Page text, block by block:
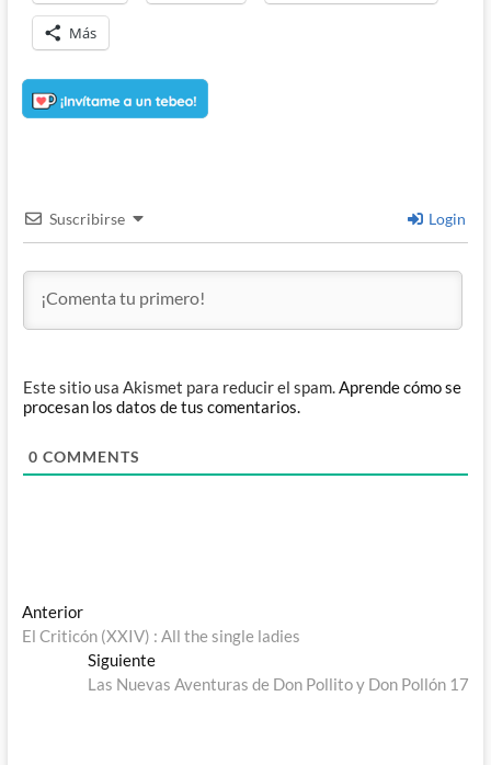
Más
Suscribirse Login
Este sitio usa Akismet para reducir el spam.Aprende cómo se
procesan los datos de tus comentarios.
0 COMMENTS
Navegación
de
entradas
AnteriorEntrada
anterior:
El Criticón (XXIV) : All the single ladies
SiguienteEntrada
siguiente:
Las Nuevas Aventuras de Don Pollito y Don Pollón 17